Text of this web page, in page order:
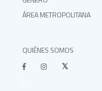
ÁREA METROPOLITANA
QUIÉNES SOMOS